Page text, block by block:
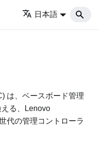
日本語
は、ベースボード管理
る、Lenovo
代の管理コントローラ